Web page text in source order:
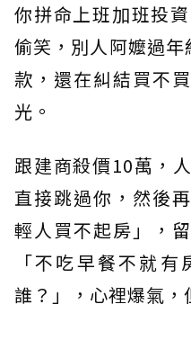
你拼命上班加班投
偷笑，別人阿嬤過
款，還在糾結買不
光。
跟建商殺價10萬，
直接跳過你，然後
輕人買不起房」，
「不吃早餐不就
誰？」，心裡爆氣，